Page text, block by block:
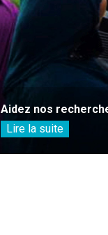
Aidez nos
Lire la suite